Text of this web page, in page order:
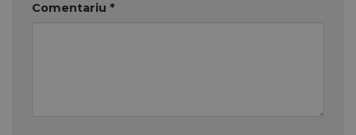
Comentariu *